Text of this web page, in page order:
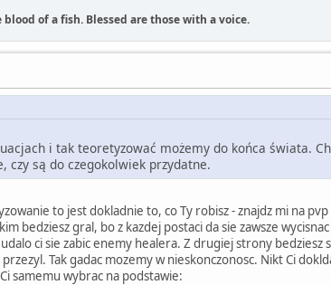
of a fish. Blessed are those with a voice.
i tak teoretyzować możemy do końca świata.
są do czegokolwiek przydatne.
to jest dokladnie to, co Ty robisz - znajdz mi na
bedziesz gral, bo z kazdej postaci da sie zawsze
ci sie zabic enemy healera. Z drugiej strony
Tak gadac mozemy w nieskonczonosc. Nikt Ci
samemu wybrac na podstawie: